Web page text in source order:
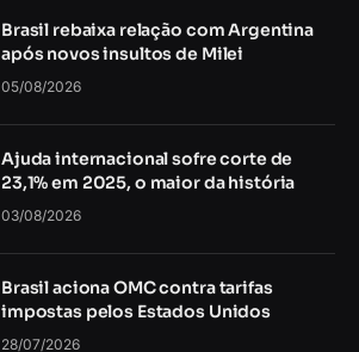
Brasil rebaixa relação com Argentina
após novos insultos de Milei
05/08/2026
Ajuda internacional sofre corte de
23,1% em 2025, o maior da história
03/08/2026
Brasil aciona OMC contra tarifas
impostas pelos Estados Unidos
28/07/2026